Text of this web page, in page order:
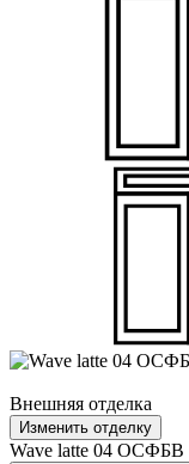
Внешняя отделка
Изменить отделку
Wave latte 04 ОСФБВ